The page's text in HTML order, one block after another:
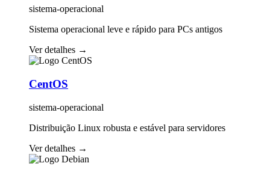
sistema-operacional
Sistema operacional leve e rápido para PCs antigos
Ver detalhes →
CentOS
sistema-operacional
Distribuição Linux robusta e estável para servidores
Ver detalhes →